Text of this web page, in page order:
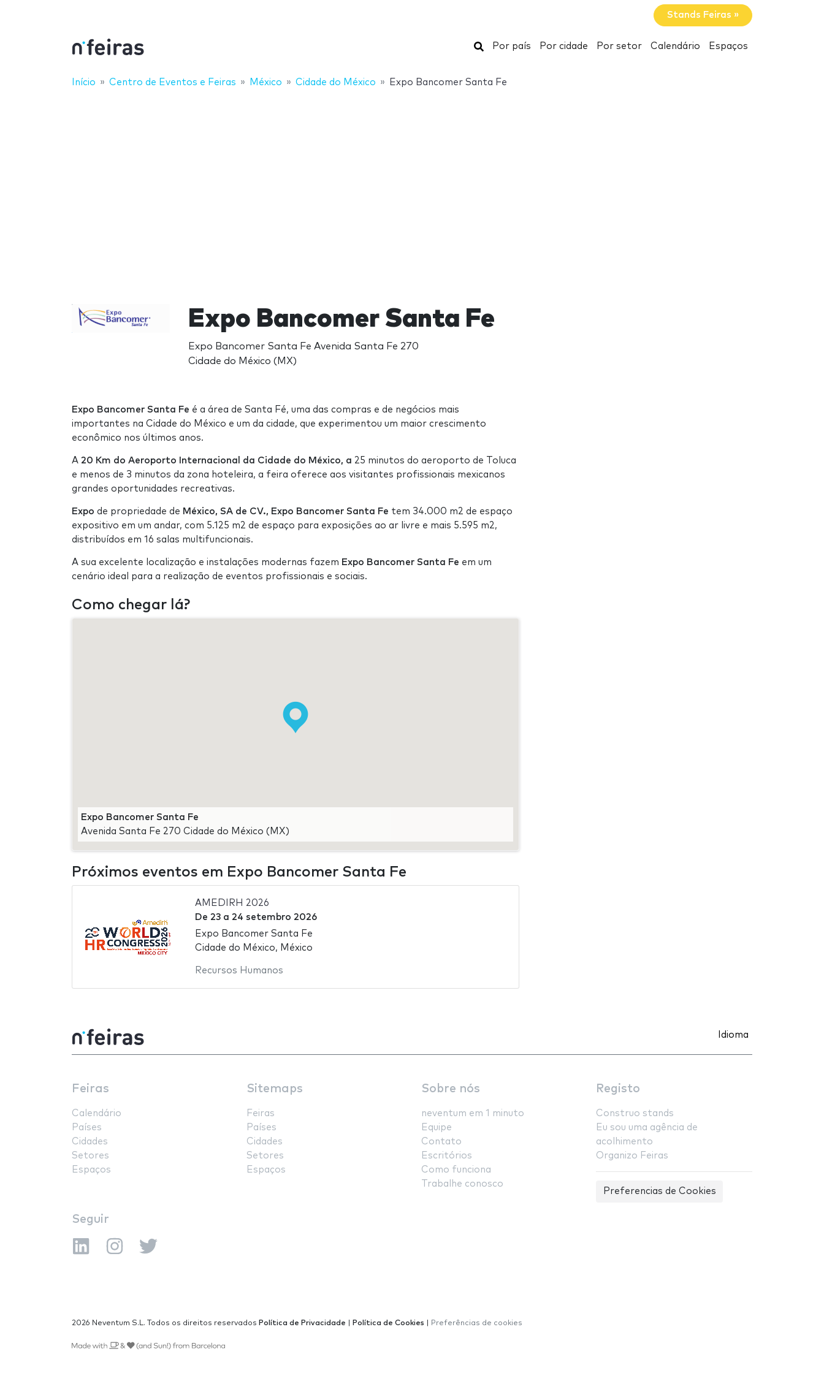
Stands Feiras »
Buscar
Por país Por cidade Por setor Calendário Espaços
Início Centro de Eventos e Feiras México Cidade do México Expo Bancomer Santa Fe
Expo Bancomer Santa Fe
Expo Bancomer Santa Fe Avenida Santa Fe 270
Cidade do México (MX)
Expo Bancomer Santa Fe é a área de Santa Fé, uma das compras e de negócios mais
importantes na Cidade do México e um da cidade, que experimentou um maior crescimento
econômico nos últimos anos.
A 20 Km do Aeroporto Internacional da Cidade do México, a 25 minutos do aeroporto de Toluca
e menos de 3 minutos da zona hoteleira, a feira oferece aos visitantes profissionais mexicanos
grandes oportunidades recreativas.
Expo de propriedade de México, SA de CV., Expo Bancomer Santa Fe tem 34.000 m2 de espaço
expositivo em um andar, com 5.125 m2 de espaço para exposições ao ar livre e mais 5.595 m2,
distribuídos em 16 salas multifuncionais.
A sua excelente localização e instalações modernas fazem Expo Bancomer Santa Fe em um
cenário ideal para a realização de eventos profissionais e sociais.
Como chegar lá?
Expo Bancomer Santa Fe
Avenida Santa Fe 270 Cidade do México (MX)
Próximos eventos em Expo Bancomer Santa Fe
AMEDIRH 2026
De 23a 24 setembro 2026
Expo Bancomer Santa Fe
Cidade do México, México
Recursos Humanos
Idioma
Feiras
Calendário
Países
Cidades
Setores
Espaços
Sitemaps
Feiras
Países
Cidades
Setores
Espaços
Sobre nós
neventum em 1 minuto
Equipe
Contato
Escritórios
Como funciona
Trabalhe conosco
Registo
Construo stands
Eu sou uma agência de
acolhimento
Organizo Feiras
Preferencias de Cookies
Seguir
2026 Neventum S.L. Todos os direitos reservados Política de Privacidade Política de Cookies Preferências de cookies